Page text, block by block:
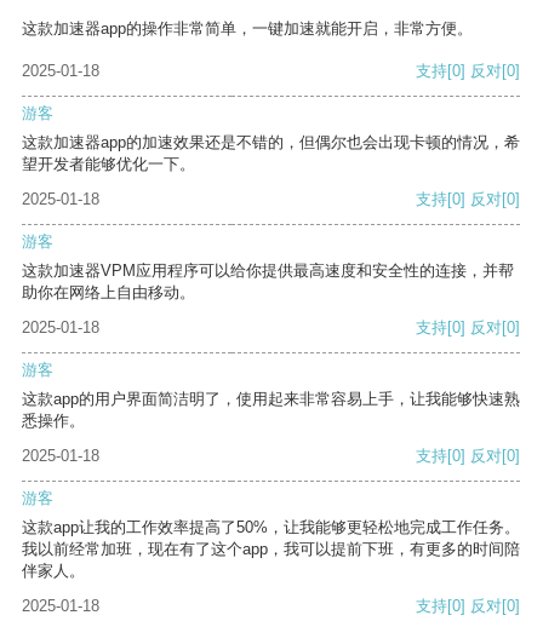
这款加速器app的操作非常简单，一键加速就能开启，非常方便。
2025-01-18 支持[0] 反对[0]
游客
这款加速器app的加速效果还是不错的，但偶尔也会出现卡顿的情况，希
望开发者能够优化一下。
2025-01-18
支持[0] 反对[0]
游客
这款加速器VPM应用程序可以给你提供最高速度和安全性的连接，并帮
助你在网络上自由移动。
2025-01-18
支持[0] 反对[0]
游客
这款app的用户界面简洁明了，使用起来非常容易上手，让我能够快速熟
悉操作。
2025-01-18
支持[0] 反对[0]
游客
这款app让我的工作效率提高了50%，让我能够更轻松地完成工作任务。
我以前经常加班，现在有了这个app，我可以提前下班，有更多的时间陪
伴家人。
2025-01-18
支持[0] 反对[0]